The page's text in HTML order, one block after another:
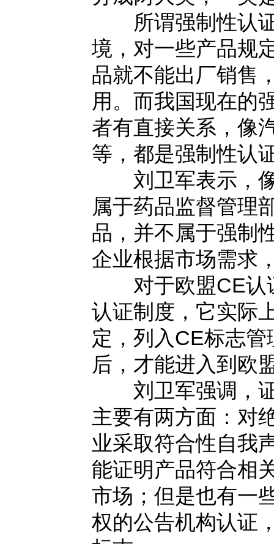
所谓强制性认证
境，对一些产品规
品就不能出厂销售
用。而我国现在的
者有直接关系，像
等，都是强制性认
刘卫军表示，像
属于药品监督管理
品，并不属于强制
企业根据市场需求
对于欧盟CE认
认证制度，它实际
定，列入CE标志
后，才能进入到欧
刘卫军强调，证
主要有两方面：对
业采取符合性自我
能证明产品符合相
市场；但是也有一
权的公告机构认证